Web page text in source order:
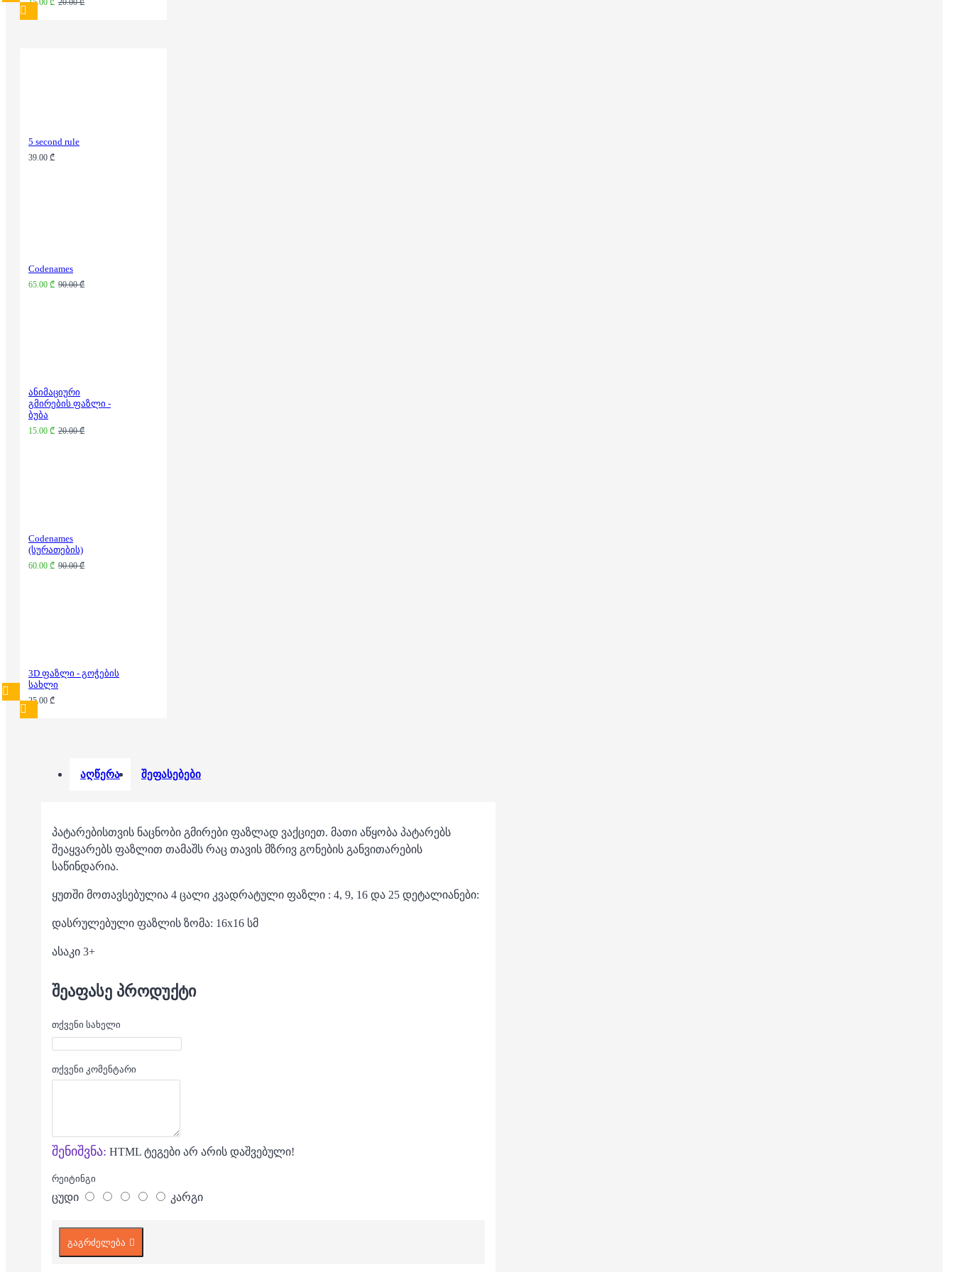
15.00 ₾ 20.00 ₾
5 second rule
39.00 ₾
Codenames
65.00 ₾ 90.00 ₾
ანიმაციური
გმირების ფაზლი -
ბუბა
15.00 ₾ 20.00 ₾
Codenames
(სურათების)
60.00 ₾ 90.00 ₾
3D ფაზლი - გოჭების
სახლი
25.00 ₾
აღწერა შეფასებები
პატარებისთვის ნაცნობი გმირები ფაზლად ვაქციეთ. მათი აწყობა პატარებს
შეაყვარებს ფაზლით თამაშს რაც თავის მზრივ გონების განვითარების
საწინდარია.
ყუთში მოთავსებულია 4 ცალი კვადრატული ფაზლი : 4, 9, 16 და 25 დეტალიანები:
დასრულებული ფაზლის ზომა: 16x16 სმ
ასაკი 3+
ᲨᲔᲐᲤᲐᲡᲔ ᲞᲠᲝᲓᲣᲥᲢᲘ
თქვენი სახელი
თქვენი კომენტარი
შენიშვნა: HTML ტეგები არ არის დაშვებული!
რეიტინგი
ცუდი კარგი
გაგრძელება